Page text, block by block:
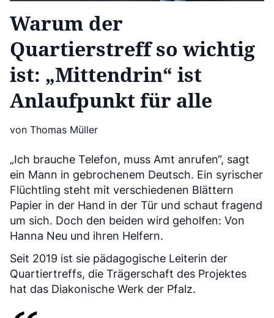
Warum der
Quartierstreff so wichtig
ist: „Mittendrin“ ist
Anlaufpunkt für alle
von Thomas Müller
„Ich brauche Telefon, muss Amt anrufen“, sagt
ein Mann in gebrochenem Deutsch. Ein syrischer
Flüchtling steht mit verschiedenen Blättern
Papier in der Hand in der Tür und schaut fragend
um sich. Doch den beiden wird geholfen: Von
Hanna Neu und ihren Helfern.
Seit 2019 ist sie pädagogische Leiterin der
Quartiertreffs, die Trägerschaft des Projektes
hat das Diakonische Werk der Pfalz.